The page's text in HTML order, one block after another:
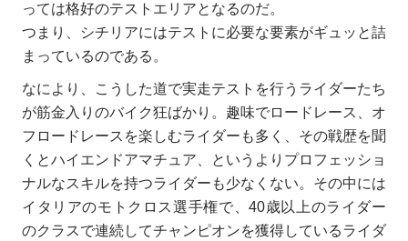
っては格好のテストエリアとなるのだ。
つまり、シチリアにはテストに必要な要素がギュッと詰
まっているのである。
なにより、こうした道で実走テストを行うライダーたち
が筋金入りのバイク狂ばかり。趣味でロードレース、オ
フロードレースを楽しむライダーも多く、その戦歴を聞
くとハイエンドアマチュア、というよりプロフェッショ
ナルなスキルを持つライダーも少なくない。その中には
イタリアのモトクロス選手権で、40歳以上のライダー
のクラスで連続してチャンピオンを獲得しているライダ